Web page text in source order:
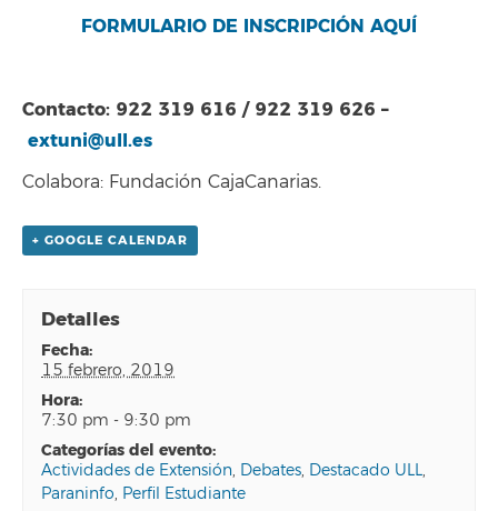
FORMULARIO DE INSCRIPCIÓN AQUÍ
Contacto: 922 319 616 / 922 319 626 –
extuni@ull.es
Colabora: Fundación CajaCanarias.
+ GOOGLE CALENDAR
Detalles
fecha:
15 febrero, 2019
hora:
7:30 pm - 9:30 pm
categorías del evento:
Actividades de Extensión, Debates, Destacado ULL,
Paraninfo, Perfil Estudiante